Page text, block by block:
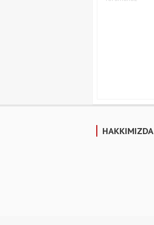
HAKKIMIZDA